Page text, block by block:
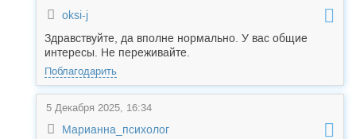
oksi-j
Здравствуйте, да вполне нормально. У вас общие
интересы. Не переживайте.
Поблагодарить
5 Декабря 2025, 16:34
Марианна_психолог